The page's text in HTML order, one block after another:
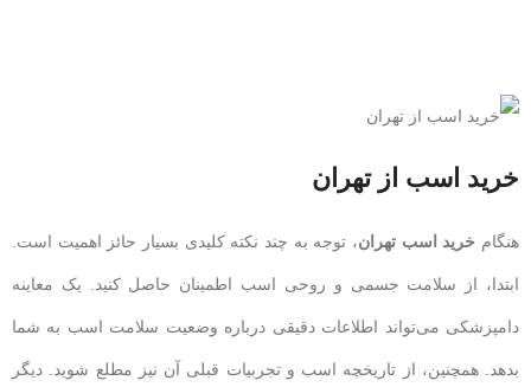
خرید اسب از تهران
هنگام خرید اسب تهران، توجه به چند نکته کلیدی بسیار حائز اهمیت است.
ابتدا، از سلامت جسمی و روحی اسب اطمینان حاصل کنید. یک معاینه
دامپزشکی می‌تواند اطلاعات دقیقی درباره وضعیت سلامت اسب به شما
بدهد. همچنین، از تاریخچه اسب و تجربیات قبلی آن نیز مطلع شوید. دیگر